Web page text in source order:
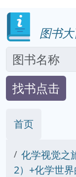
图书
找书点击
首页
化学视觉之
2）+化学世